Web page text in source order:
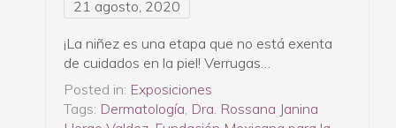
21 agosto, 2020
¡La niñez es una etapa que no está exenta
de cuidados en la piel! Verrugas…
Posted in: Exposiciones
Tags: Dermatología, Dra. Rossana Janina